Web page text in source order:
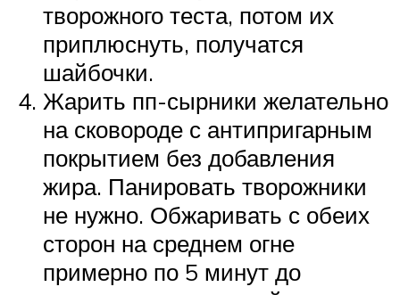
творожного теста, потом их
приплюснуть, получатся
шайбочки.
Жарить пп-сырники желательно
на сковороде с антипригарным
покрытием без добавления
жира. Панировать творожники
не нужно. Обжаривать с обеих
сторон на среднем огне
примерно по 5 минут до